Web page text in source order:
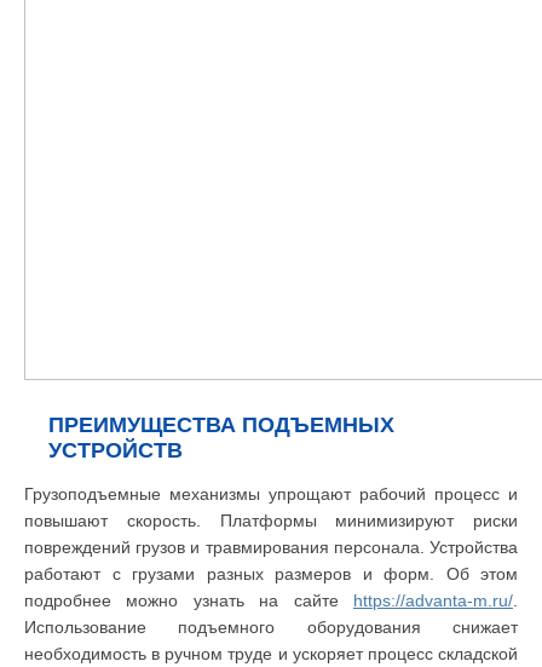
ПРЕИМУЩЕСТВА ПОДЪЕМНЫХ
УСТРОЙСТВ
Грузоподъемные механизмы упрощают рабочий процесс и
повышают скорость. Платформы минимизируют риски
повреждений грузов и травмирования персонала. Устройства
работают с грузами разных размеров и форм. Об этом
подробнее можно узнать на сайте https://advanta-m.ru/
Использование подъемного оборудования снижает
необходимость в ручном труде и ускоряет процесс складской